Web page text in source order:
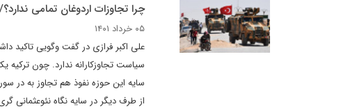
چرا تجاوزات اردوغان تمامی
۰۵ خرداد ۱۴۰۱
علی اکبر فرازی در گفت وگویی تاکید
سیاست تجاوزکارانه ندارد. چون
سایه این حوزه نفوذ هم تجاوز به در
از طرف دیگر در سایه نگاه نئوعثمانی